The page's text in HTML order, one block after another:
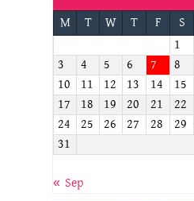
M
T W T F S
1
3
4 5 6 7 8
10
11 12 13 14 15
17
18 19 20 21 22
24
25 26 27 28 29
31
« Sep